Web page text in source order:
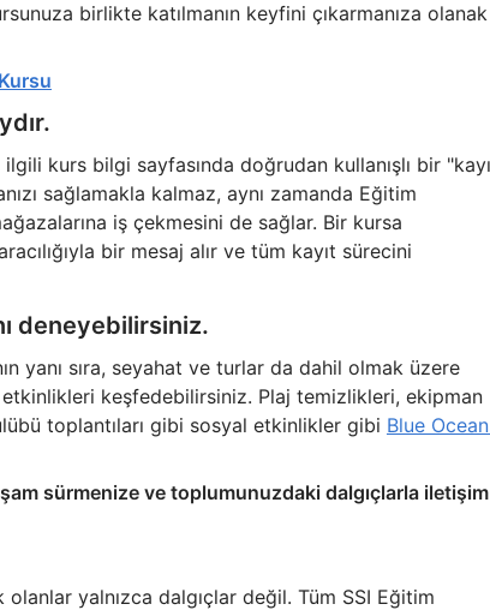
birlikte katılmanın keyfini çıkarmanıza olanak
kurs bilgi sayfasında doğrudan kullanışlı bir
sağlamakla kalmaz, aynı zamanda Eğitim
iş çekmesini de sağlar. Bir kursa
bir mesaj alır ve tüm kayıt sürecini
deneyebilirsiniz.
yanı sıra, seyahat ve turlar da dahil olmak üzere
keşfedebilirsiniz. Plaj temizlikleri, ekipman
toplantıları gibi sosyal etkinlikler gibi Blue
sürmenize ve toplumunuzdaki dalgıçlarla iletişim
yalnızca dalgıçlar değil. Tüm SSI Eğitim